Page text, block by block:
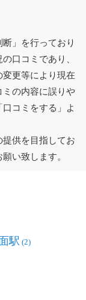
」を行っており
口コミであり、
更等により現在
の内容に誤りや
コミをする」よ
供を目指してお
い致します。
駅 (2)